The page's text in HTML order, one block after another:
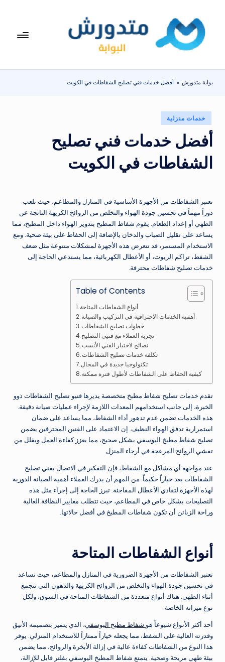
المحتوىبوا
مت
دو
ر
ش
تعرف
المنزلية
يومياً
بوابة متدورش » أفضل خدمات فني تصليح الشفاطات في الكويت
في
خدمات منزلية
أفضل خدمات فني تصليح
الشفاطات في الكويت
تعتبر الشفاطات من الأجهزة الأساسية في المنازل والمطاعم، حيث تلعب
دوراً مهماً في تحسين جودة الهواء والتخلص من الروائح الكريهة الناتجة عن
الطهي أو إعداد الطعام. يقوم شفاط المطبخ بتدوير الهواء داخل المطبخ، مما
يساعد على تقليل الضباب والدخان بالإضافة إلى الحفاظ على بيئة صحية. ومع
الاستخدام المستمر، قد تتعرض هذه الأجهزة لمشكلات متنوعة مثل ضعف
الشفط، تراكم الزيوت، أو الأعطال الكهربائية، مما يستدعي الحاجة إلى
خدمات تصليح شفاطات محترفة.
Table of Contents
أنواع الشفاطات المتاحة
أهمية الخدمات الاحترافية في التركيب والصيانة
خطوات تصليح الشفاطات
تجربة العملاء مع فنيي التصليح
نصائح لاختيار الفني الأنسب
تكلفة خدمات تصليح الشفاطات
تكنولوجيا جديدة في المجال
كيفية الحفاظ على الشفاطات لأطول فترة ممكنة
تقدم خدمات تصليح شفاط مطبخ متخصصة يديرها فنيو تصليح الشفاطات ذوو
الخبرة، إلى جانب استخدامهم المعدات اللازمة لإجراء عمليات صيانة دقيقة.
هذه الخدمات تضمن عدم تدهور أداء الشفاط، مما يساعد على ضمان
استمرارية تدفق الهواء النظيف. إن الاعتماد على الفنين المحترفين يضمن
تصليح شفاط مطبخ اليوسفي بشكل صحيح، مما يعزز كفاءة العمل ويقلل من
تفشي الروائح المزعجة في أرجاء المنزل.
عند مواجهة أي مشاكل مع الشفاط، فإن التفكير في الاتصال بفني تصليح
الشفاطات يعد خياراً حكيماً. من المهم أن يدرك العملاء أهمية الصيانة الدورية
لهذه الأجهزة لتفادي الأعطال المفاجئة. تبرز الحاجة إلى إجراء مثل هذه
التصليحات بشكل خاص في المطاعم، حيث تتطلب معايير النظافة العالية
وراحة الزبائن أن تكون شفاطات المطبخ في أفضل حالاتها.
أنواع الشفاطات المتاحة
تعتبر الشفاطات من الأجهزة الضرورية في المنازل والمطاعم، حيث تساعد
في تحسين جودة الهواء والتخلص من الروائح الكريهة والدهون التي تتجمع
أثناء الطهي. هناك أنواع متعددة من الشفاطات المتاحة في السوق، ولكل
نوع ميزاته الخاصة.
أحد أكثر الأنواع شيوعاً هو شفاط مطبخ اليوسفي، الذي يتميز بتصميمه الأنيق
وقدرته العالية على الشفط، مما يجعله خياراً ممتازاً للاستخدام المنزلي. يوفر
هذا النوع من الشفاطات كفاءة عالية في إزالة الأبخرة والروائح، مما يضمن
بيئة طهي مريحة وصحية. يتمتع شفاط المطبخ اليوسفي بفلتر قابل للإزالة،